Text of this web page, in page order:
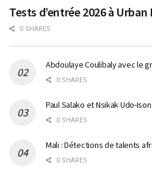
Tests d’entrée 2026 à
0 SHARES
Abdoulaye Coulibaly avec le
0 SHARES
Paul Salako et Nsikak Udo-
0 SHARES
Mali : Détections de talents
0 SHARES